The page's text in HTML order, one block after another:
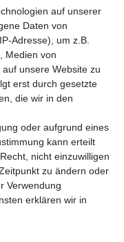
handelt es sich um ein Pflichtfeld.
Impressum
Kontakt
auf unserer
Daten von
Adresse), um z.B.
Medien von
unsere Website zu
erst durch gesetzte
die wir in den
oder aufgrund eines
kann erteilt
nicht einzuwilligen
zu ändern oder
Verwendung
erklären wir in
vorbehalten. |